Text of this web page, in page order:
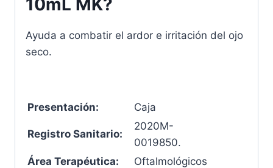
10mL MK?
Ayuda a combatir el ardor e irritación del ojo
seco.
Presentación: Caja
Registro Sanitario:
2020M-
0019850.
Área Terapéutica:
Oftalmológicos